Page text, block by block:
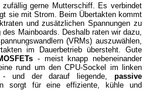
gerne Mutterschiff. Es verbindet
sie mit Strom. Beim Übertakten kommt
und zusätzlichen Spannungen zu
Mainboards. Deshalb raten wir dazu,
(VRMs) auszuwählen,
im Dauerbetrieb übersteht. Gute
- meist knapp nebeneinander
rund um den CPU-Sockel im linken
- und der darauf liegende, passive
sorgt für eine effiziente, kühle und